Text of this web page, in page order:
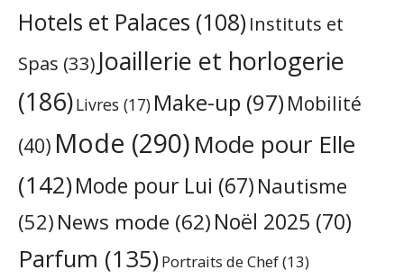
Hotels et Palaces (108) Instituts et
Spas (33) Joaillerie et horlogerie
(186)Livres (17) Make-up (97) Mobilité
(40) Mode (290)Mode pour Elle
(142)Mode pour Lui (67) Nautisme
(52) News mode (62)Noël 2025 (70)
Parfum (135)Portraits de Chef(13)